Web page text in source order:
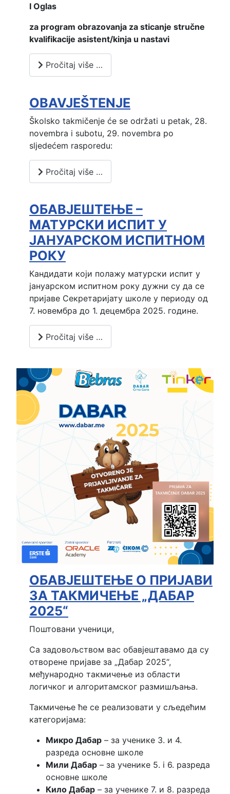
I Oglas
za program obrazovanja za sticanje stručne
kvalifikacije asistent/kinja u nastavi
Pročitaj više …
OBAVJEŠTENJE
Školsko takmičenje će se održati u petak, 28.
novembra i subotu, 29. novembra po
sljedećem rasporedu:
Pročitaj više …
ОБАВЈЕШТЕЊЕ –
МАТУРСКИ ИСПИТ У
ЈАНУАРСКОМ ИСПИТНОМ
РОКУ
Кандидати који полажу матурски испит у
јануарском испитном року дужни су да се
пријаве Секретаријату школе у периоду од
7. новембра до 1. децембра 2025. године.
Pročitaj više …
ОБАВЈЕШТЕЊЕ О ПРИЈАВИ
ЗА ТАКМИЧЕЊЕ „ДАБАР
2025“
Поштовани ученици,
Са задовољством вас обавјештавамо да су
отворене пријаве за „Дабар 2025“,
међународно такмичење из области
логичког и алгоритамског размишљања.
Такмичење ће се реализовати у сљедећим
категоријама:
Микро Дабар – за ученике 3. и 4.
разреда основне школе
Мили Дабар – за ученике 5. i 6. разреда
основне школе
Кило Дабар – за ученике 7. и 8. разреда